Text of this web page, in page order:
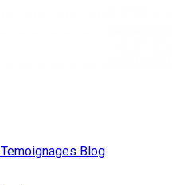
Temoignages Blog